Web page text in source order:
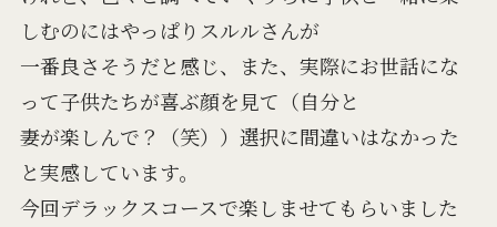
しむのにはやっぱりスルルさんが
一番良さそうだと感じ、また、実際にお世話にな
って子供たちが喜ぶ顔を見て（自分と
妻が楽しんで？（笑））選択に間違いはなかった
と実感しています。
今回デラックスコースで楽しませてもらいました